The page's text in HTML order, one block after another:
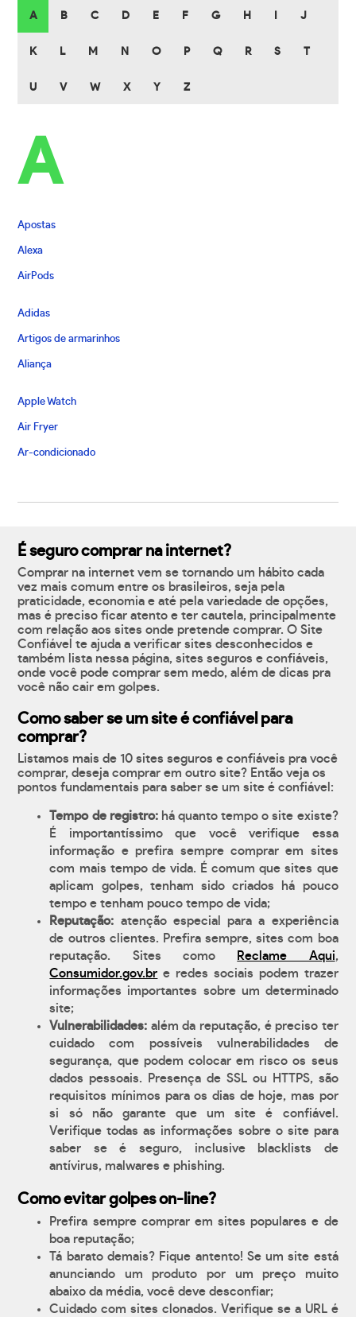
A B C D E F G H J
K L M N O P Q R S T
U V W X Y Z
A
Apostas
Alexa
AirPods
Adidas
Artigos de armarinhos
Aliança
Apple Watch
Air Fryer
Ar-condicionado
É seguro comprar na internet?
Comprar na internet vem se tornando um hábito cada
vez mais comum entre os brasileiros, seja pela
praticidade, economia e até pela variedade de opções,
mas é preciso ficar atento e ter cautela, principalmente
com relação aos sites onde pretende comprar. O Site
Confiável te ajuda a verificar sites desconhecidos e
também lista nessa página, sites seguros e confiáveis,
onde você pode comprar sem medo, além de dicas pra
você não cair em golpes.
Como saber se um site é confiável para
comprar?
Listamos mais de 10 sites seguros e confiáveis pra você
comprar, deseja comprar em outro site? Então veja os
pontos fundamentais para saber se um site é confiável:
Tempo de registro:há quanto tempo o site existe?
É importantíssimo que você verifique essa
informação e prefira sempre comprar em sites
com mais tempo de vida. É comum que sites que
aplicam golpes, tenham sido criados há pouco
tempo e tenham pouco tempo de vida;
Reputação: atenção especial para a experiência
de outros clientes. Prefira sempre, sites com boa
reputação. Sites como
Reclame Aqui,
Consumidor.gov.br e redes sociais podem trazer
informações importantes sobre um determinado
site;
Vulnerabilidades: além da reputação, é preciso ter
cuidado com possíveis vulnerabilidades de
segurança, que podem colocar em risco os seus
dados pessoais. Presença de SSL ou HTTPS, são
requisitos mínimos para os dias de hoje, mas por
si só não garante que um site é confiável.
Verifique todas as informações sobre o site para
saber se é seguro, inclusive blacklists de
antívirus, malwares e phishing.
Como evitar golpes on-line?
Prefira sempre comprar em sites populares e de
boa reputação;
Tá barato demais? Fique antento! Se um site está
anunciando um produto por um preço muito
abaixo da média, você deve desconfiar;
Cuidado com sites clonados. Verifique se a URL é